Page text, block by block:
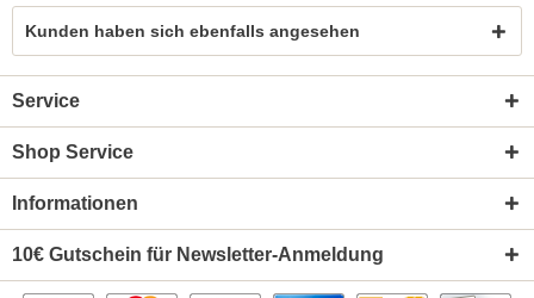
Kunden haben sich ebenfalls angesehen
Service
Shop Service
Informationen
10€ Gutschein für Newsletter-Anmeldung